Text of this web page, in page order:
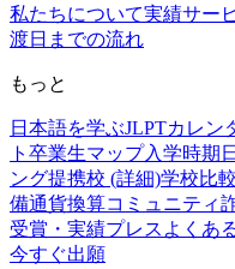
私たちについて実績サー
渡日までの流れ
もっと
日本語を学ぶJLPTカレン
ト 卒業生マップ入学時期
ング提携校 (詳細)学校比較
備通貨換算コミュニティ
受賞・実績プレス よくあ
今すぐ出願